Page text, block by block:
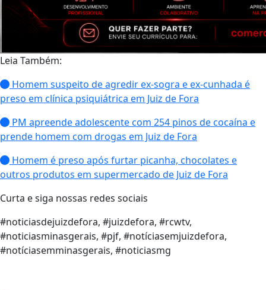
Leia Também:
Homem suspeito de agredir ex-sogra e ex-cunhada é
preso em clínica psiquiátrica em Juiz de Fora
PM apreende adolescente com 254 pinos de cocaína e
prende homem com drogas em Juiz de Fora
Homem é preso após furtar picanha, chocolates e
outros produtos em supermercado de Juiz de Fora
Curta e siga nossas redes sociais
#noticiasdejuizdefora, #juizdefora, #rcwtv,
#noticiasminasgerais, #pjf, #notíciasemjuizdefora,
#notíciasemminasgerais, #noticiasmg